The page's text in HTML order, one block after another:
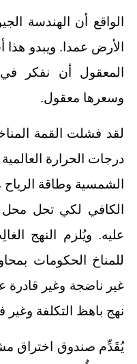
الواقع أن الهندسة
الأرض عمدا. ويبدو
المعقول أن نفكر في
وسعرها معقول.
لقد فشلت القمة
درجات الحرارة
الشمسية وطاقة الرياح
الكافي لكي تحل محل
عليه. ويُلزم النهج
للمناخ الحكومات
غير ناضجة وغير قادرة
نهج باهظ التكلفة وغير
يُقَدِّم صندوق اختراق